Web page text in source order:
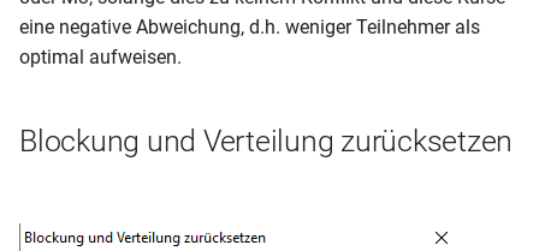
eine negative Abweichung, d.h. weniger Teilnehmer als
optimal aufweisen.
Blockung und Verteilung zurücksetzen